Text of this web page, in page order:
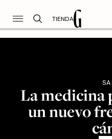
TIENDA
La medicina
un nuevo